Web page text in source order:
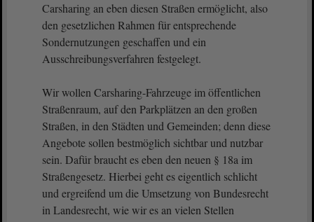
Carsharing an eben diesen Straßen ermöglicht, also
den gesetzlichen Rahmen für entsprechende
Sondernutzungen geschaffen und ein
Ausschreibungsverfahren festgelegt.
Wir wollen Carsharing-Fahrzeuge im öffentlichen
Straßenraum, auf den Parkplätzen an den großen
Straßen, in den Städten und Gemeinden; denn diese
Angebote sollen bestmöglich sichtbar und nutzbar
sein. Dafür braucht es eben den neuen § 18a im
Straßengesetz. Hierbei geht es eigentlich schlicht
und ergreifend um die Umsetzung von Bundesrecht
in Landesrecht, wie wir es an vielen Stellen